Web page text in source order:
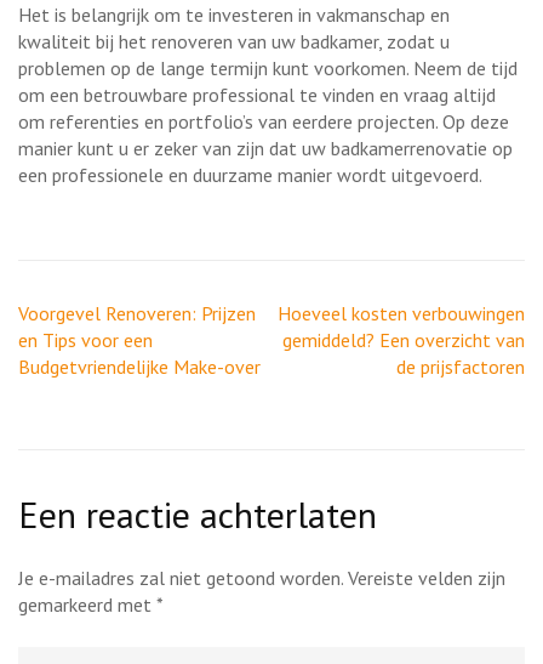
Het is belangrijk om te investeren in vakmanschap en
kwaliteit bij het renoveren van uw badkamer, zodat u
problemen op de lange termijn kunt voorkomen. Neem de tijd
om een betrouwbare professional te vinden en vraag altijd
om referenties en portfolio’s van eerdere projecten. Op deze
manier kunt u er zeker van zijn dat uw badkamerrenovatie op
een professionele en duurzame manier wordt uitgevoerd.
Berichtnavigatie
Voorgevel Renoveren: Prijzen
en Tips voor een
Budgetvriendelijke Make-over
Hoeveel kosten verbouwingen
gemiddeld? Een overzicht van
de prijsfactoren
Een reactie achterlaten
Je e-mailadres zal niet getoond worden. Vereiste velden zijn
gemarkeerd met *